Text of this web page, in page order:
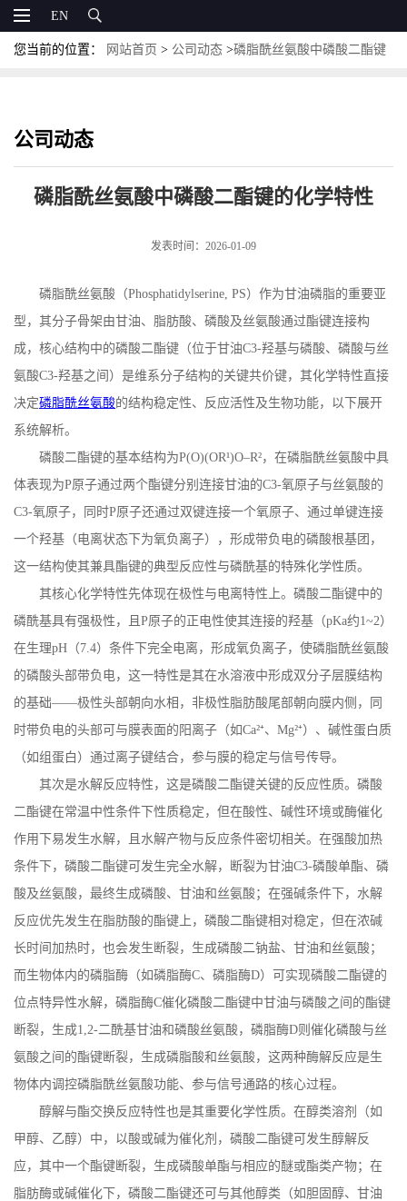
EN
您当前的位置： 网站首页 > 公司动态 >磷脂酰丝氨酸中磷酸二酯键
公司动态
磷脂酰丝氨酸中磷酸二酯键的化学特性
发表时间：2026-01-09
磷脂酰丝氨酸（Phosphatidylserine, PS）作为甘油磷脂的重要亚
型，其分子骨架由甘油、脂肪酸、磷酸及丝氨酸通过酯键连接构
成，核心结构中的磷酸二酯键（位于甘油C3-羟基与磷酸、磷酸与丝
氨酸C3-羟基之间）是维系分子结构的关键共价键，其化学特性直接
决定磷脂酰丝氨酸的结构稳定性、反应活性及生物功能，以下展开
系统解析。
磷酸二酯键的基本结构为P(O)(OR¹)O–R²，在磷脂酰丝氨酸中具
体表现为P原子通过两个酯键分别连接甘油的C3-氧原子与丝氨酸的
C3-氧原子，同时P原子还通过双键连接一个氧原子、通过单键连接
一个羟基（电离状态下为氧负离子），形成带负电的磷酸根基团，
这一结构使其兼具酯键的典型反应性与磷酰基的特殊化学性质。
其核心化学特性先体现在极性与电离特性上。磷酸二酯键中的
磷酰基具有强极性，且 P原子的正电性使其连接的羟基（pKa约1~2）
在生理pH （7.4）条件下完全电离，形成氧负离子，使磷脂酰丝氨酸
的磷酸头部带负电，这一特性是其在水溶液中形成双分子层膜结构
的基础——极性头部朝向水相，非极性脂肪酸尾部朝向膜内侧，同
时带负电的头部可与膜表面的阳离子（如Ca²⁺、 Mg²⁺）、碱性蛋白质
（如组蛋白）通过离子键结合，参与膜的稳定与信号传导。
其次是水解反应特性，这是磷酸二酯键关键的反应性质。磷酸
二酯键在常温中性条件下性质稳定，但在酸性、碱性环境或酶催化
作用下易发生水解，且水解产物与反应条件密切相关。在强酸加热
条件下，磷酸二酯键可发生完全水解，断裂为甘油C3-磷酸单酯、磷
酸及丝氨酸，最终生成磷酸、甘油和丝氨酸；在强碱条件下，水解
反应优先发生在脂肪酸的酯键上，磷酸二酯键相对稳定，但在浓碱
长时间加热时，也会发生断裂，生成磷酸二钠盐、甘油和丝氨酸；
而生物体内的磷脂酶（如磷脂酶C、磷脂酶D）可实现磷酸二酯键的
位点特异性水解，磷脂酶C催化磷酸二酯键中甘油与磷酸之间的酯键
断裂，生成1,2-二酰基甘油和磷酸丝氨酸，磷脂酶D则催化磷酸与丝
氨酸之间的酯键断裂，生成磷脂酸和丝氨酸，这两种酶解反应是生
物体内调控磷脂酰丝氨酸功能、参与信号通路的核心过程。
醇解与酯交换反应特性也是其重要化学性质。在醇类溶剂（如
甲醇、乙醇）中，以酸或碱为催化剂，磷酸二酯键可发生醇解反
应，其中一个酯键断裂，生成磷酸单酯与相应的醚或酯类产物；在
脂肪酶或碱催化下，磷酸二酯键还可与其他醇类（如胆固醇、甘油